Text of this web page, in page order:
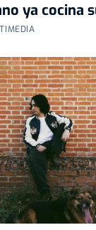
ya cocina